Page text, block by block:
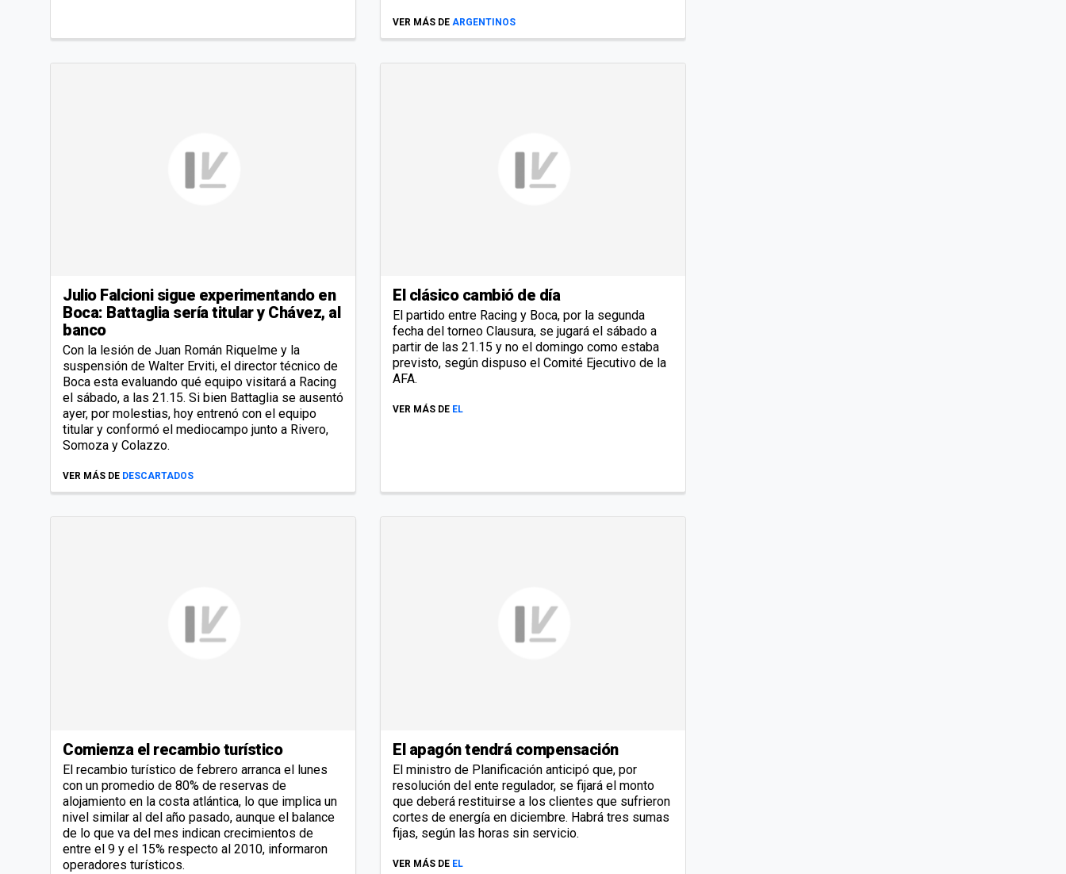
VER MÁS DE ARGENTINOS
Julio Falcioni sigue experimentando en
Boca: Battaglia sería titular y Chávez, al
banco
Con la lesión de Juan Román Riquelme y la
suspensión de Walter Erviti, el director técnico de
Boca esta evaluando qué equipo visitará a Racing
el sábado, a las 21.15. Si bien Battaglia se ausentó
ayer, por molestias, hoy entrenó con el equipo
titular y conformó el mediocampo junto a Rivero,
Somoza y Colazzo.
VER MÁS DE DESCARTADOS
El clásico cambió de día
El partido entre Racing y Boca, por la segunda
fecha del torneo Clausura, se jugará el sábado a
partir de las 21.15 y no el domingo como estaba
previsto, según dispuso el Comité Ejecutivo de la
AFA.
VER MÁS DE EL
Comienza el recambio turístico
El recambio turístico de febrero arranca el lunes
con un promedio de 80% de reservas de
alojamiento en la costa atlántica, lo que implica un
nivel similar al del año pasado, aunque el balance
de lo que va del mes indican crecimientos de
entre el 9 y el 15% respecto al 2010, informaron
operadores turísticos.
El apagón tendrá compensación
El ministro de Planificación anticipó que, por
resolución del ente regulador, se fijará el monto
que deberá restituirse a los clientes que sufrieron
cortes de energía en diciembre. Habrá tres sumas
fijas, según las horas sin servicio.
VER MÁS DE EL